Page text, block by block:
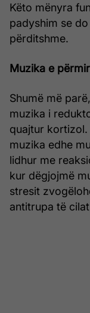
Këto mënyra
padyshim se do
përditshme.
Muzika e
Shumë më
muzika i
quajtur kortizol.
muzika edhe
lidhur me
kur dëgjojmë
stresit
antitrupa të